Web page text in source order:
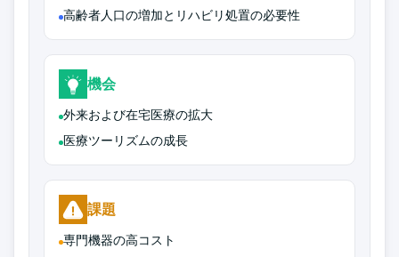
高齢者人口の増加とリハビリ処置の必要性
機会
外来および在宅医療の拡大
医療ツーリズムの成長
課題
専門機器の高コスト